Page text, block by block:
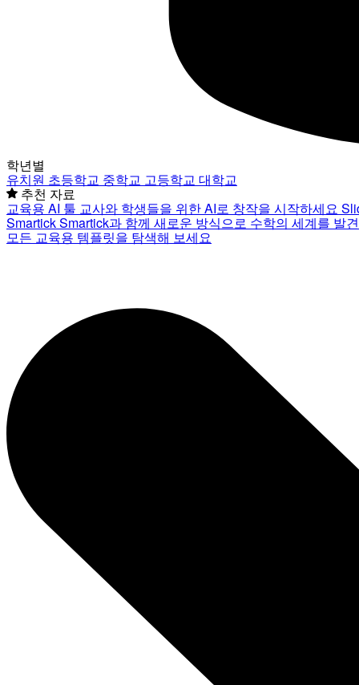
학년별
유치원 초등학교 중학교 고등학교 대학교
추천 자료
교육용 AI 툴 교사와 학생들을 위한 AI로 창작을 시작하세요
SmartickSmartick과 함께 새로운 방식으로 수학의 세계를 발
모든 교육용 템플릿을 탐색해 보세요